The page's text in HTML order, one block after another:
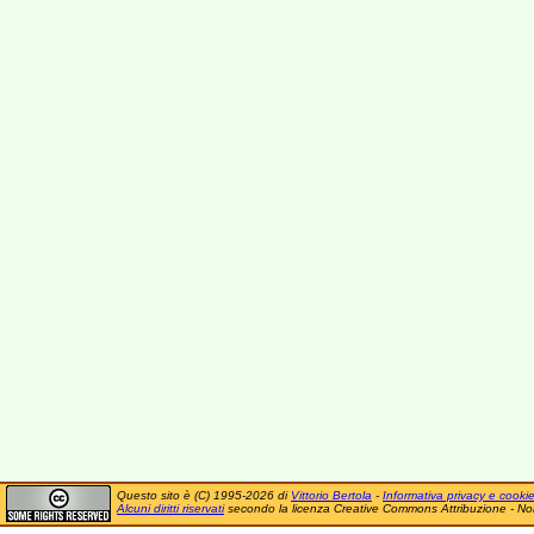
Questo sito è (C) 1995-2026 di Vittorio Bertola - Informativa privacy e cookie
Alcuni diritti riservatisecondo la licenza Creative Commons Attribuzione -